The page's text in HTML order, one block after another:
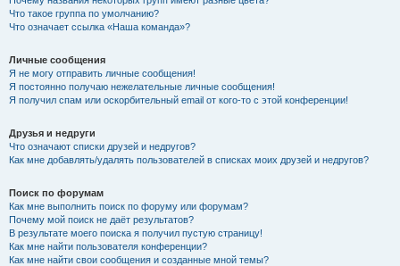
Что такое группа по умолчанию?
Что означает ссылка «Наша команда»?
Личные сообщения
Я не могу отправить личные сообщения!
Я постоянно получаю нежелательные личные сообщения!
Я получил спам или оскорбительный email от кого-то с этой конференции!
Друзья и недруги
Что означают списки друзей и недругов?
Как мне добавлять/удалять пользователей в списках моих друзей и недругов?
Поиск по форумам
Как мне выполнить поиск по форуму или форумам?
Почему мой поиск не даёт результатов?
В результате моего поиска я получил пустую страницу!
Как мне найти пользователя конференции?
Как мне найти свои сообщения и созданные мной темы?